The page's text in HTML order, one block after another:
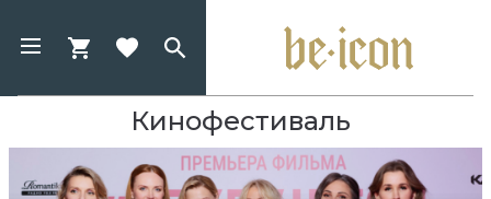
Кинофестиваль